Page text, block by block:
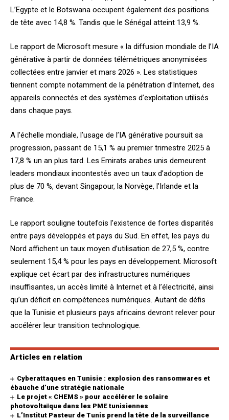
L’Egypte et le Botswana occupent également des positions
de tête avec 14,8 %. Tandis que le Sénégal atteint 13,9 %.
Le rapport de Microsoft mesure « la diffusion mondiale de l’IA
générative à partir de données télémétriques anonymisées
collectées entre janvier et mars 2026 ». Les statistiques
tiennent compte notamment de la pénétration d’Internet, des
appareils connectés et des systèmes d’exploitation utilisés
dans chaque pays.
A l’échelle mondiale, l’usage de l’IA générative poursuit sa
progression, passant de 15,1 % au premier trimestre 2025 à
17,8 % un an plus tard. Les Emirats arabes unis demeurent
leaders mondiaux incontestés avec un taux d’adoption de
plus de 70 %, devant Singapour, la Norvège, l’Irlande et la
France.
Le rapport souligne toutefois l’existence de fortes disparités
entre pays développés et pays du Sud. En effet, les pays du
Nord affichent un taux moyen d’utilisation de 27,5 %, contre
seulement 15,4 % pour les pays en développement. Microsoft
explique cet écart par des infrastructures numériques
insuffisantes, un accès limité à Internet et à l’électricité, ainsi
qu’un déficit en compétences numériques. Autant de défis
que la Tunisie et plusieurs pays africains devront relever pour
accélérer leur transition technologique.
Articles en relation
Cyberattaques en Tunisie : explosion des ransomwares et
ébauche d’une stratégie nationale
Le projet « CHEMS » pour accélérer le solaire
photovoltaïque dans les PME tunisiennes
L’Institut Pasteur de Tunis prend la tête de la surveillance